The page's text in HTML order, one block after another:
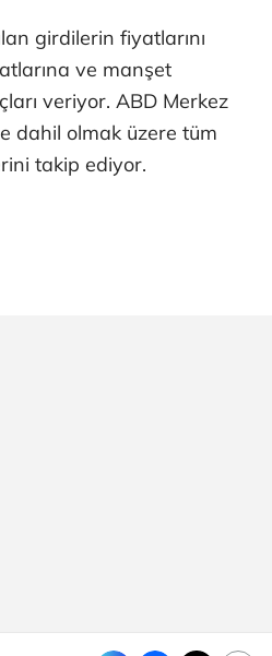
girdilerin fiyatlarını
ve manşet
veriyor. ABD Merkez
dahil olmak üzere tüm
takip ediyor.